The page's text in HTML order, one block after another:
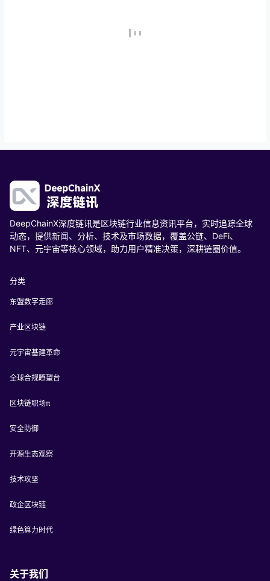
DeepChainX深度链讯是区块链行业信息资讯平台，实时追踪全球
动态，提供新闻、分析、技术及市场数据，覆盖公链、DeFi、
NFT、元宇宙等核心领域，助力用户精准决策，深耕链圈价值。
分类
东盟数字走廊
产业区块链
元宇宙基建革命
全球合规瞭望台
区块链职场π
安全防御
开源生态观察
技术攻坚
政企区块链
绿色算力时代
关于我们